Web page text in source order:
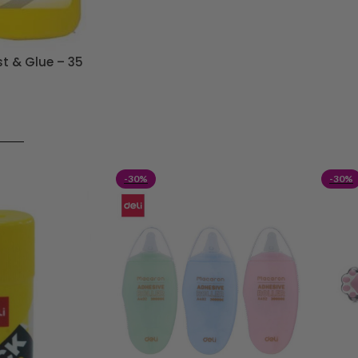
& Glue – 35
-30% -30%